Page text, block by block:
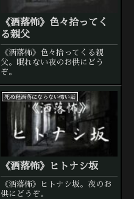
《洒落怖》色々拾ってく
る親父
《洒落怖》色々拾ってくる親
父。眠れない夜のお供にどう
ぞ。
死ぬ程洒落にならない怖い話
《洒落怖》ヒトナシ坂
《洒落怖》ヒトナシ坂。夜のお
供にどうぞ。